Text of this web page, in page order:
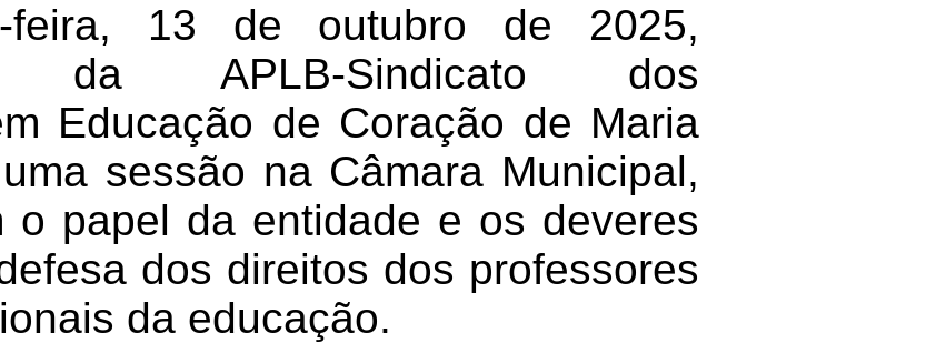
feira, 13 de outubro de 2025,
da APLB-Sindicato dos
Educação de Coração de Maria
sessão na Câmara Municipal,
o papel da entidade e os deveres
dos direitos dos professores
da educação.